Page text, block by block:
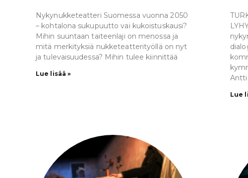
Nykynukketeatteri Suomessa vuonna 2050
– kohtalona sukupuutto vai kukoistuskausi?
Mihin suuntaan taiteenlaji on menossa ja
mitä merkityksiä nukketeatterityöllä on nyt
ja tulevaisuudessa? Mihin tulee kiinnittää
Lue lisää »
Lue